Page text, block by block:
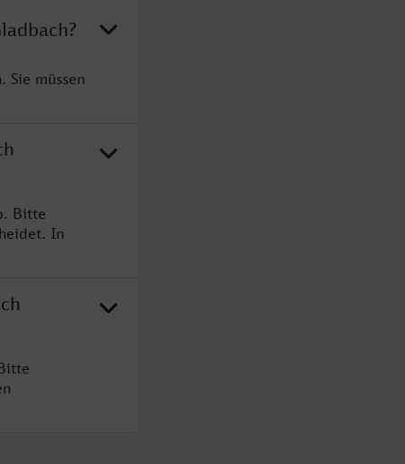
Sie müssen
Bitte
In